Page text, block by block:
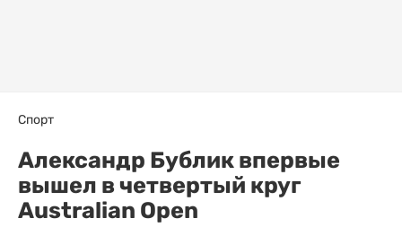
Спорт
Александр Бублик впервые
вышел в четвертый круг
Australian Open